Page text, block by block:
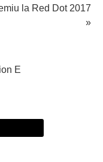
la Red Dot 2017
»
E